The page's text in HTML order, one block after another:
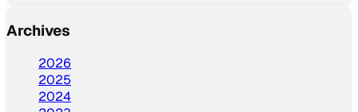
Archives
2026
2025
2024